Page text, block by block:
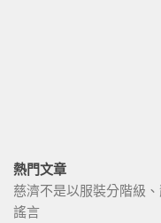
熱門文章
慈濟不是以服裝分階級
謠言